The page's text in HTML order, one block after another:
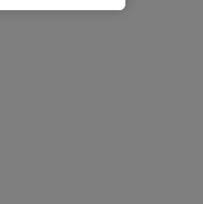
Geschlecht -
einschließlich dem
daraus eine